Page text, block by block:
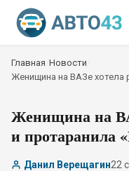
Главная Новости
Женищина на ВАЗе хотела
Женищина на
и протаранила
Данил Верещагин22